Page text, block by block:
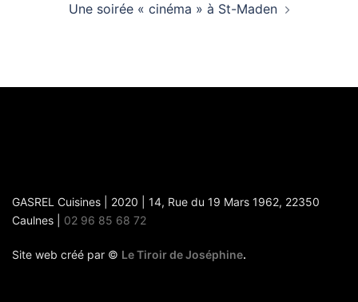
Une soirée « cinéma » à St-Maden
GASREL Cuisines | 2020 | 14, Rue du 19 Mars 1962, 22350
Caulnes | 02 96 85 68 72
Site web créé par © Le Tiroir de Joséphine.